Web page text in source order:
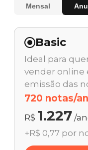
Mensal
Basic
Ideal para
vender online
emissão das
720 notas/
R$ 1.227 /
+R$ 0,77 por